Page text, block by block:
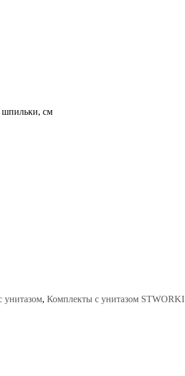
шпильки, см
унитазом, Комплекты с унитазом STWORKI